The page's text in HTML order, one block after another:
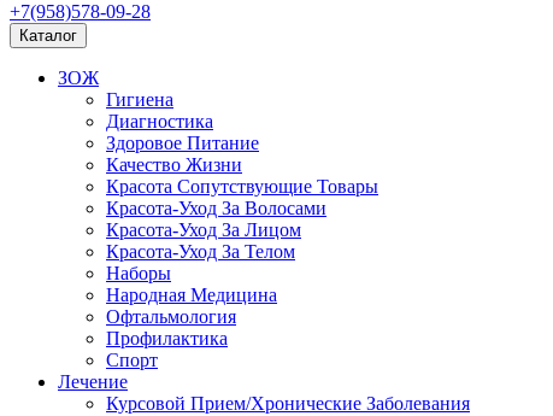
+7(958)578-09-28
Каталог
ЗОЖ
Гигиена
Диагностика
Здоровое Питание
Качество Жизни
Красота Сопутствующие Товары
Красота-Уход За Волосами
Красота-Уход За Лицом
Красота-Уход За Телом
Наборы
Народная Медицина
Офтальмология
Профилактика
Спорт
Лечение
Курсовой Прием/Хронические Заболевания